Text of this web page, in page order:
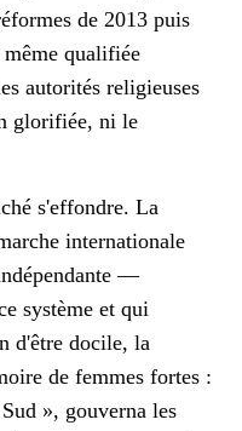
de 2013 puis
qualifiée
autorités religieuses
glorifiée, ni le
s'effondre. La
internationale
—
système et qui
d'être docile, la
de femmes fortes :
», gouverna les